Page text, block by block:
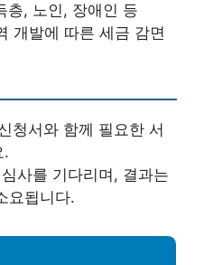
층, 노인, 장애인 등
개발에 따른 세금 감면
청서와 함께 필요한 서
.
사를 기다리며, 결과는
요됩니다.